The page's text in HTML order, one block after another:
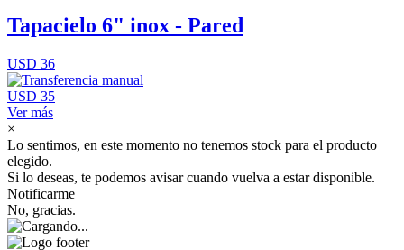
Tapacielo 6" inox - Pared
USD 36
USD 35
Ver más
×
Lo sentimos, en este momento no tenemos stock para el producto
elegido.
Si lo deseas, te podemos avisar cuando vuelva a estar disponible.
Notificarme
No, gracias.